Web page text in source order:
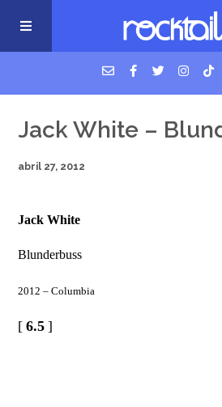
USM Podcast
Cigarrillos en la cama
Música nueva
Jack White –
abril 27, 2012
Jack White
Blunderbuss
2012 – Columbia
[ 6.5 ]